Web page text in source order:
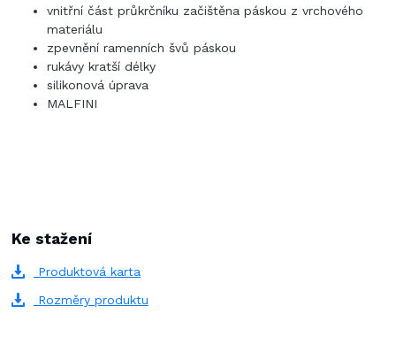
vnitřní část průkrčníku začištěna páskou z vrchového
materiálu
zpevnění ramenních švů páskou
rukávy kratší délky
silikonová úprava
MALFINI
Ke stažení
Produktová karta
Rozměry produktu